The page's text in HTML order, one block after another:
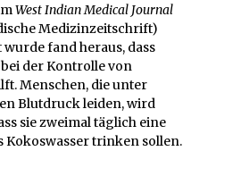
West Indian Medical Journal
Medizinzeitschrift)
fand heraus, dass
der Kontrolle von
Menschen, die unter
Blutdruck leiden, wird
sie zweimal täglich eine
Kokoswasser trinken sollen.